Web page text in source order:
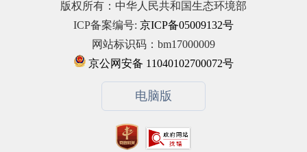
版权所有：中华人民共和国生态环境部
ICP备案编号: 京ICP备05009132号
网站标识码：bm17000009
京公网安备 11040102700072号
电脑版